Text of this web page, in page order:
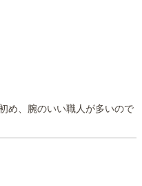
め、腕のいい職人が多いので